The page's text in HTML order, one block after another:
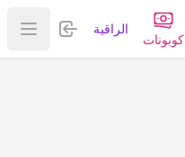
كوبونات
الراقية تسجيل
عرض